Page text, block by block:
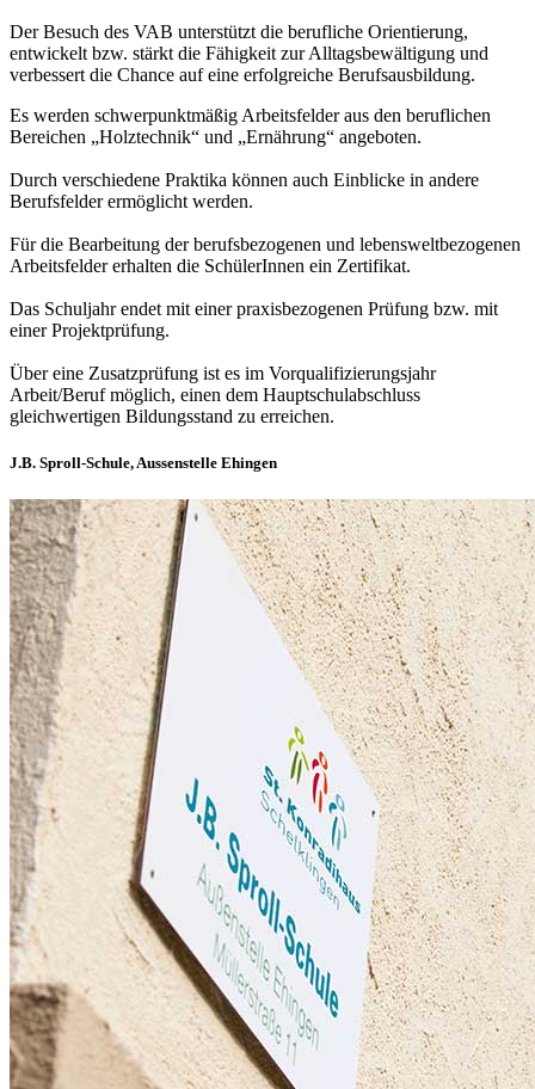
Der Besuch des VAB unterstützt die berufliche Orientierung,
entwickelt bzw. stärkt die Fähigkeit zur Alltagsbewältigung und
verbessert die Chance auf eine erfolgreiche Berufsausbildung.
Es werden schwerpunktmäßig Arbeitsfelder aus den beruflichen
Bereichen „Holztechnik“ und „Ernährung“ angeboten.
Durch verschiedene Praktika können auch Einblicke in andere
Berufsfelder ermöglicht werden.
Für die Bearbeitung der berufsbezogenen und lebensweltbezogenen
Arbeitsfelder erhalten die SchülerInnen ein Zertifikat.
Das Schuljahr endet mit einer praxisbezogenen Prüfung bzw. mit
einer Projektprüfung.
Über eine Zusatzprüfung ist es im Vorqualifizierungsjahr
Arbeit/Beruf möglich, einen dem Hauptschulabschluss
gleichwertigen Bildungsstand zu erreichen.
J.B. Sproll-Schule, Aussenstelle Ehingen